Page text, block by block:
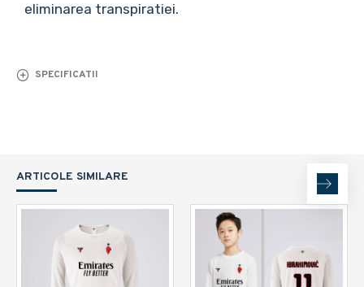
eliminarea transpiratiei.
SPECIFICATII
ARTICOLE SIMILARE